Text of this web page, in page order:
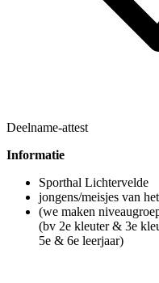
Deelname-attest
Informatie
Sporthal Lichtervelde
jongens/meisjes van
(we maken
(bv 2e kleuter & 3e
5e & 6e leerjaar)